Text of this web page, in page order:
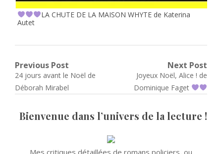
LA CHUTE DE LA MAISON WHYTE de Katerina
Autet
Navigation
de
Previous Post
Previous
post:
24 jours avant le Noël de
Déborah Mirabel
Next Post
Next
post:
Joyeux Noël, Alice ! de
Dominique Faget
Bienvenue dans l’univers de la lecture !